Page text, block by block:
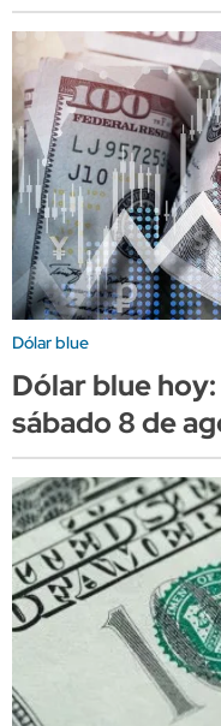
Dólar blue
Dólar blue
sábado 8 de